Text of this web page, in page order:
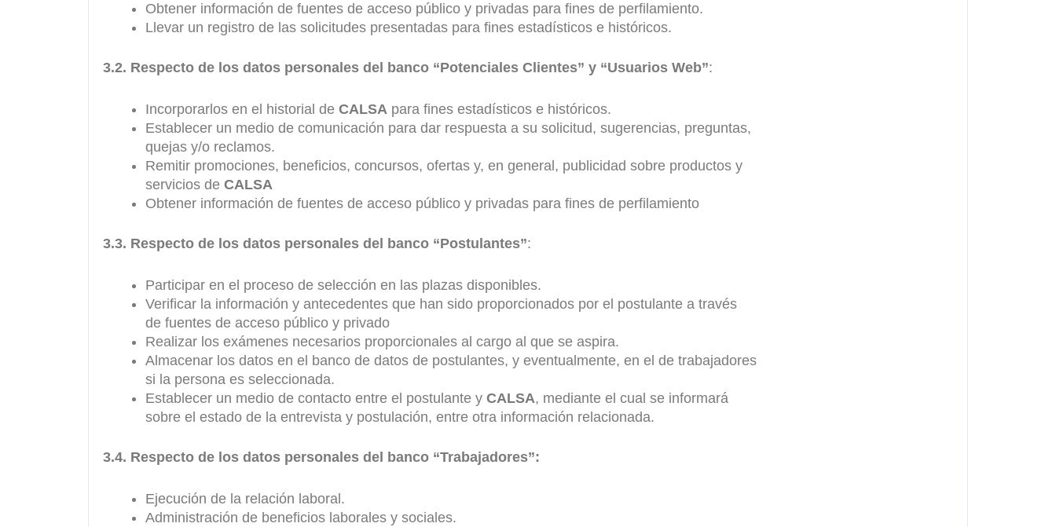
Obtener información de fuentes de acceso público y privadas para fines de perfilamiento.
Llevar un registro de las solicitudes presentadas para fines estadísticos e históricos.
3.2. Respecto de los datos personales del banco “Potenciales Clientes” y “Usuarios Web”:
Incorporarlos en el historial de CALSA para fines estadísticos e históricos.
Establecer un medio de comunicación para dar respuesta a su solicitud, sugerencias, preguntas,
quejas y/o reclamos.
Remitir promociones, beneficios, concursos, ofertas y, en general, publicidad sobre productos y
servicios de CALSA
Obtener información de fuentes de acceso público y privadas para fines de perfilamiento
3.3. Respecto de los datos personales del banco “Postulantes”:
Participar en el proceso de selección en las plazas disponibles.
Verificar la información y antecedentes que han sido proporcionados por el postulante a través
de fuentes de acceso público y privado
Realizar los exámenes necesarios proporcionales al cargo al que se aspira.
Almacenar los datos en el banco de datos de postulantes, y eventualmente, en el de trabajadores
si la persona es seleccionada.
Establecer un medio de contacto entre el postulante y CALSA, mediante el cual se informará
sobre el estado de la entrevista y postulación, entre otra información relacionada.
3.4. Respecto de los datos personales del banco “Trabajadores”:
Ejecución de la relación laboral.
Administración de beneficios laborales y sociales.